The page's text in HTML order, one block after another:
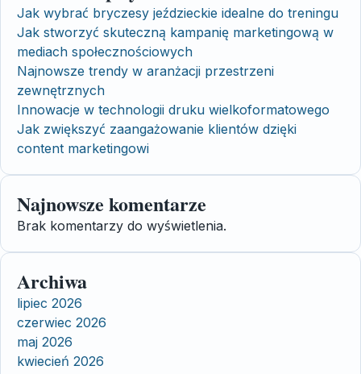
Jak wybrać bryczesy jeździeckie idealne do treningu
Jak stworzyć skuteczną kampanię marketingową w
mediach społecznościowych
Najnowsze trendy w aranżacji przestrzeni
zewnętrznych
Innowacje w technologii druku wielkoformatowego
Jak zwiększyć zaangażowanie klientów dzięki
content marketingowi
Najnowsze komentarze
Brak komentarzy do wyświetlenia.
Archiwa
lipiec 2026
czerwiec 2026
maj 2026
kwiecień 2026